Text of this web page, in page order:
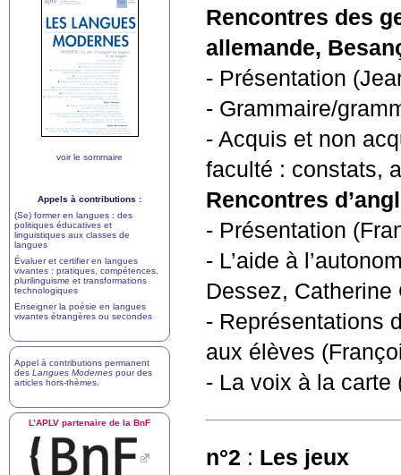
Rencontres des
allemande,
- Présentation
- Grammaire/
- Acquis et non
faculté : constats,
Rencontres
- Présentation
- L’aide à
Dessez, Catherine
- Représentations
aux élèves
- La voix à la carte
n°2 : Les jeux
voir le sommaire
Appels à contributions :
(Se) former en langues : des
politiques éducatives et
linguistiques aux classes de
langues
Évaluer et certifier en langues
vivantes : pratiques, compétences,
plurilinguisme et transformations
technologiques
Enseigner la poésie en langues
vivantes étrangères ou secondes
Appel à contributions permanent
des Langues Modernes pour des
articles hors-thèmes
L’APLV partenaire de la BnF